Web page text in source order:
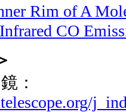
Rim of A
CO
：